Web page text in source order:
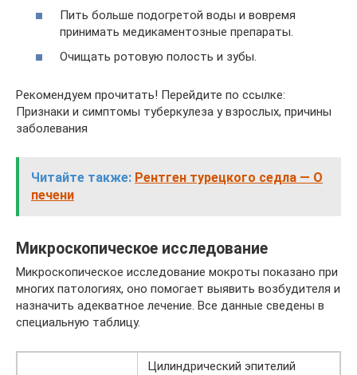
Пить больше подогретой воды и вовремя
принимать медикаментозные препараты.
Очищать ротовую полость и зубы.
Рекомендуем прочитать! Перейдите по ссылке:
Признаки и симптомы туберкулеза у взрослых, причины
заболевания
Читайте также: Рентген турецкого седла — О
печени
Микроскопическое исследование
Микроскопическое исследование мокроты показано при
многих патологиях, оно помогает выявить возбудителя и
назначить адекватное лечение. Все данные сведены в
специальную таблицу.
Цилиндрический эпителий